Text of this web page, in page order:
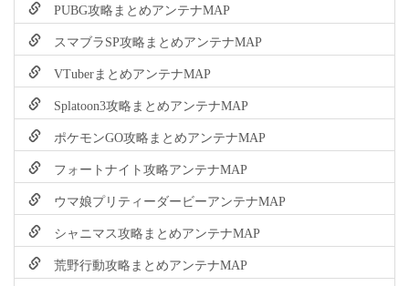
PUBG攻略まとめアンテナMAP
スマブラSP攻略まとめアンテナMAP
VTuberまとめアンテナMAP
Splatoon3攻略まとめアンテナMAP
ポケモンGO攻略まとめアンテナMAP
フォートナイト攻略アンテナMAP
ウマ娘プリティーダービーアンテナMAP
シャニマス攻略まとめアンテナMAP
荒野行動攻略まとめアンテナMAP